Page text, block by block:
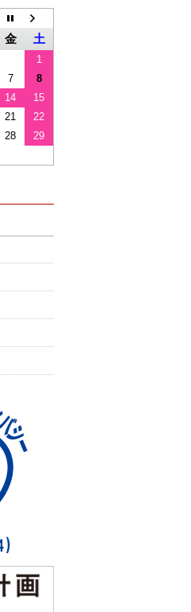
金 土
1
7
8
14
15
21
22
28
29